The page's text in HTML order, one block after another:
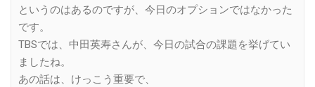
というのはあるのですが、今日のオプションではなかった
です。
TBSでは、中田英寿さんが、今日の試合の課題を挙げてい
ましたね。
あの話は、けっこう重要で、